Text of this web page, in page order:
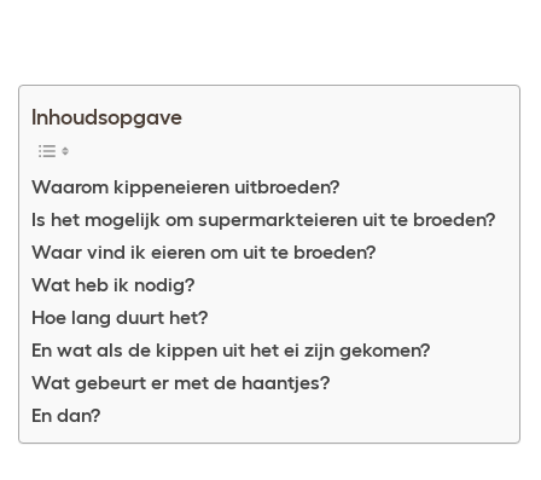
Inhoudsopgave
Waarom kippeneieren uitbroeden?
Is het mogelijk om supermarkteieren uit te broeden?
Waar vind ik eieren om uit te broeden?
Wat heb ik nodig?
Hoe lang duurt het?
En wat als de kippen uit het ei zijn gekomen?
Wat gebeurt er met de haantjes?
En dan?